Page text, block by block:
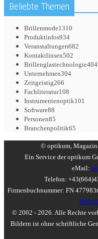
Beliebte Themen
Brillenmode1310
Produktinfos934
Veranstaltungen682
Kontaktlinsen502
Brillenglastechnologie404
Unternehmen304
Zeitgeistig266
Fachliteratur108
Instrumentenoptik101
Software88
Personen85
Branchenpolitik65
© optikum,
Ein Service der optikum
eMail:
Telefon:
Firmenbuchnummer: FN
© 2002 - 2026. Alle Rechte
Bildern ist ohne schriftliche